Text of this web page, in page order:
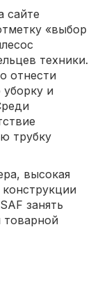
сайте
«выбор
техники.
отнести
и
трубку
высокая
занять